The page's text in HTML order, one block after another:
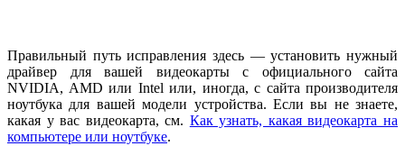
Правильный путь исправления здесь — установить нужный
драйвер для вашей видеокарты с официального сайта
NVIDIA, AMD или Intel или, иногда, с сайта производителя
ноутбука для вашей модели устройства. Если вы не знаете,
какая у вас видеокарта, см. Как узнать, какая видеокарта на
компьютере или ноутбуке.